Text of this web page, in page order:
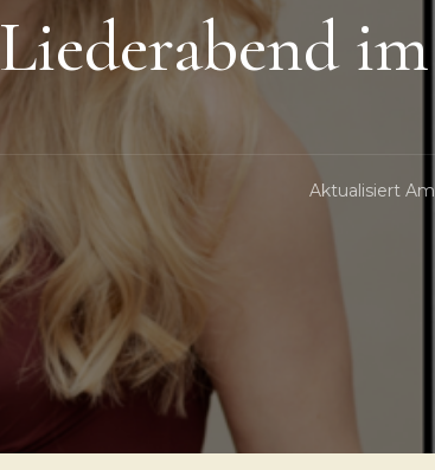
Liederabend
Aktualisiert Am